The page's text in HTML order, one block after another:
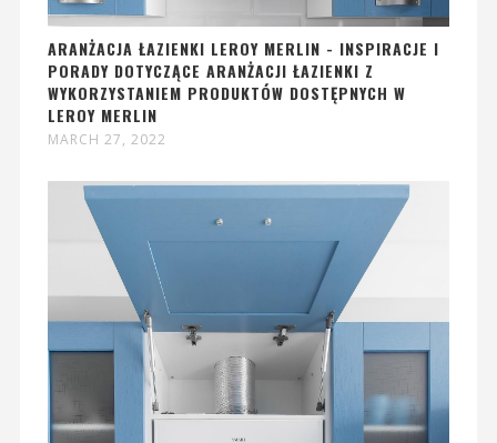
ARANŻACJA ŁAZIENKI LEROY MERLIN - INSPIRACJE I
PORADY DOTYCZĄCE ARANŻACJI ŁAZIENKI Z
WYKORZYSTANIEM PRODUKTÓW DOSTĘPNYCH W
LEROY MERLIN
MARCH 27, 2022